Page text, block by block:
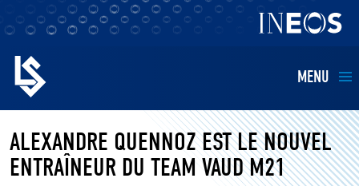
MENU
EQUIPES
BILLETTERIE
ALEXANDRE QUENNOZ EST LE NOUVEL
ENTRAÎNEUR DU TEAM VAUD M21